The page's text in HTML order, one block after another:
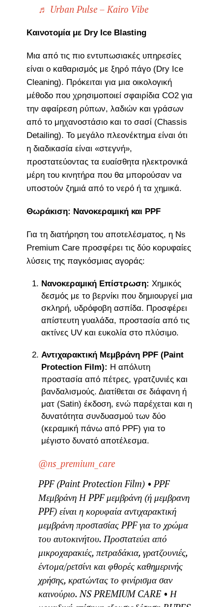
♬ Urban Pulse – Kairo Vibe
Καινοτομία με Dry Ice Blasting
Μια από τις πιο εντυπωσιακές υπηρεσίες
είναι ο καθαρισμός με ξηρό πάγο (Dry Ice
Cleaning). Πρόκειται για μια οικολογική
μέθοδο που χρησιμοποιεί σφαιρίδια CO2 για
την αφαίρεση ρύπων, λαδιών και γράσων
από το μηχανοστάσιο και το σασί (Chassis
Detailing). Το μεγάλο πλεονέκτημα είναι ότι
η διαδικασία είναι «στεγνή»,
προστατεύοντας τα ευαίσθητα ηλεκτρονικά
μέρη του κινητήρα που θα μπορούσαν να
υποστούν ζημιά από το νερό ή τα χημικά.
Θωράκιση: Νανοκεραμική και PPF
Για τη διατήρηση του αποτελέσματος, η Ns
Premium Care προσφέρει τις δύο κορυφαίες
λύσεις της παγκόσμιας αγοράς:
Νανοκεραμική Επίστρωση: Χημικός
δεσμός με το βερνίκι που δημιουργεί μια
σκληρή, υδρόφοβη ασπίδα. Προσφέρει
απίστευτη γυαλάδα, προστασία από τις
ακτίνες UV και ευκολία στο πλύσιμο.
Αντιχαρακτική Μεμβράνη PPF (Paint
Protection Film): Η απόλυτη
προστασία από πέτρες, γρατζυνιές και
βανδαλισμούς. Διατίθεται σε διάφανη ή
ματ (Satin) έκδοση, ενώ παρέχεται και η
δυνατότητα συνδυασμού των δύο
(κεραμική πάνω από PPF) για το
μέγιστο δυνατό αποτέλεσμα.
@ns_premium_care
PPF (Paint Protection Film) • PPF
Μεμβράνη Η PPF μεμβράνη (ή μεμβρανη
PPF) είναι η κορυφαία αντιχαρακτική
μεμβράνη προστασίας PPF για το χρώμα
του αυτοκινήτου. Προστατεύει από
μικροχαρακιές, πετραδάκια, γρατζουνιές,
έντομα/ρετσίνι και φθορές καθημερινής
χρήσης, κρατώντας το φινίρισμα σαν
καινούριο. NS PREMIUM CARE • Η